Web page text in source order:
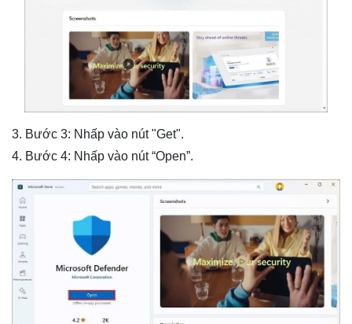
3. Bước 3: Nhấp vào nút "Get".
4. Bước 4: Nhấp vào nút “Open”.